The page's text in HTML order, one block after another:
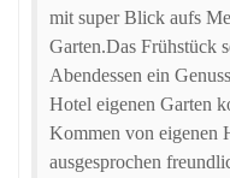
mit super Blick aufs
Garten.Das Frühstück
Abendessen ein
Hotel eigenen Garten
Kommen von eigenen
ausgesprochen